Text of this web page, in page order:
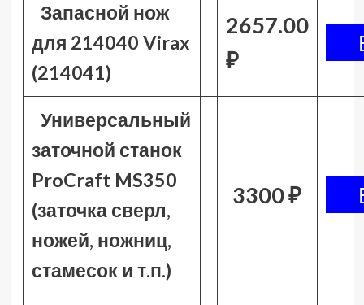
Запасной нож
для 214040 Virax
(214041)
2657.00
₽
Универсальный
заточной станок
ProCraft MS350
(заточка сверл,
ножей, ножниц,
стамесок и т.п.)
3300 ₽